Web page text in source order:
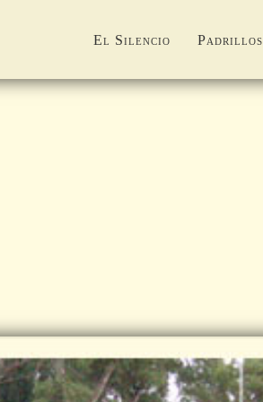
El Silencio Padrillos